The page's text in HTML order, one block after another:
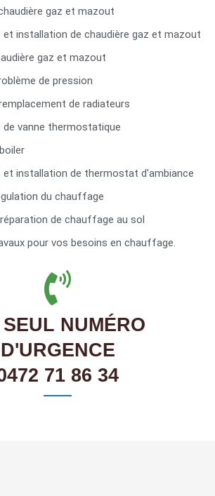
gaz et mazout
et installation de chaudière gaz et mazout
gaz et mazout
de pression
de radiateurs
de vanne thermostatique
et installation de thermostat d'ambiance
du chauffage
de chauffage au sol
pour vos besoins en chauffage.
NUMÉRO
D'URGENCE
71 86 34